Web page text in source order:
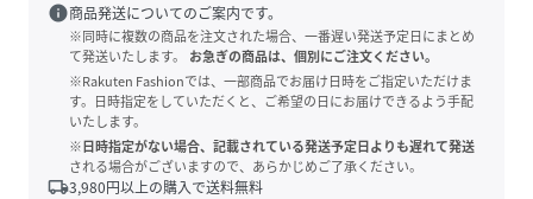
info商品発送についてのご案内です。
※同時に複数の商品を注文された場合、一番遅い発送予定日にまとめ
て発送いたします。
お急ぎの商品は、個別にご注文ください。
※Rakuten Fashionでは、一部商品でお届け日時をご指定いただけま
す。日時指定をしていただくと、ご希望の日にお届けできるよう手配
いたします。
※日時指定がない場合、記載されている発送予定日よりも遅れて発送
される場合がございますので、あらかじめご了承ください。
local_shipping3,980円以上の購入で送料無料